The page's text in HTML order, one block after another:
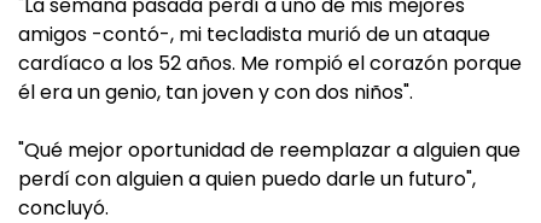
amigos -contó-, mi tecladista murió de un ataque
cardíaco a los 52 años. Me rompió el corazón porque
él era un genio, tan joven y con dos niños".
"Qué mejor oportunidad de reemplazar a alguien que
perdí con alguien a quien puedo darle un futuro",
concluyó.